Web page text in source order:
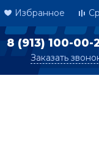
Избранное
8 (913) 100-00-
Заказать